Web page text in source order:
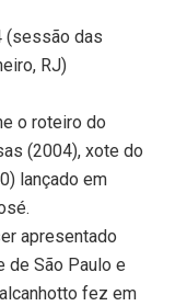
(sessão das
RJ)
o roteiro do
(2004), xote do
lançado em
apresentado
de São Paulo e
fez em